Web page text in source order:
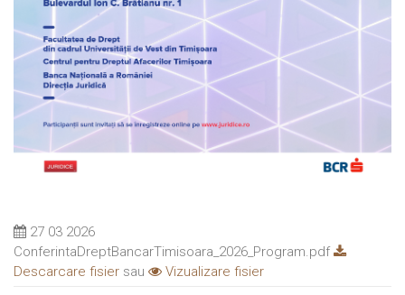
27 03 2026
ConferintaDreptBancarTimisoara_2026_Program.pdf
Descarcare fisier sau Vizualizare fisier